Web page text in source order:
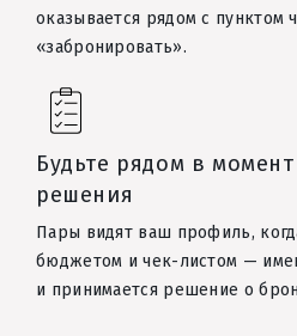
оказывается рядом с пунктом
«забронировать».
Будьте рядом в
решения
Пары видят ваш профиль,
бюджетом и чек-листом —
и принимается решение о